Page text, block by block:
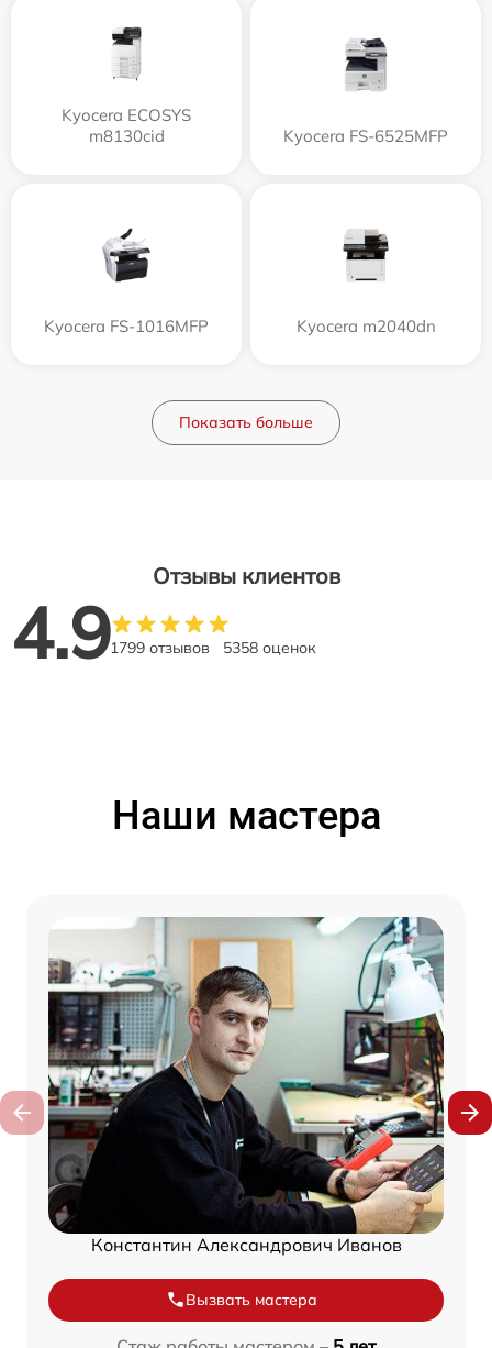
Kyocera ECOSYS
m8130cid
Kyocera FS-6525MFP
Kyocera FS-1016MFP Kyocera m2040dn
Показать больше
Отзывы клиентов
4.91799 отзывов 5358 оценок
Наши мастера
Константин Александрович Иванов
Вызвать мастера